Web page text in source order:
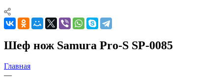
Шеф нож Samura Pro-S SP-0085
Главная
—